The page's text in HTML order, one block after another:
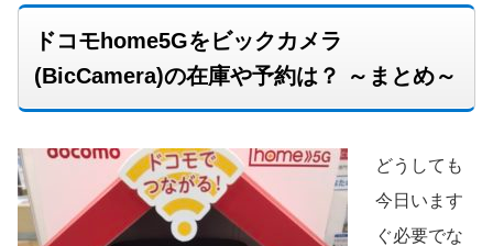
ドコモhome5Gをビックカメラ
(BicCamera)の在庫や予約は？ ～まとめ～
どうしても
今日います
ぐ必要でな